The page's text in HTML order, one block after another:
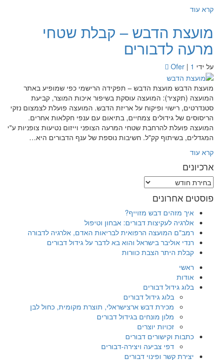
קרא עוד
מועצת הדבש – קבלת שטחי
מרעה לדבורים
על ידי Ofer | 1
מועצת הדבש מועצת הדבש – תפקידה הרישמי כפי שמופיע באתר
המועצה (תקציר): המועצה עוסקת בשיפור איכות המוצר, קביעת
סטנדרטים, רישוי ופיקוח על אריזת הדבש. המועצה פועלת לצמצום נזקי
הריסוסים של גידולים צמחיים, בתיאום עם ענפי חקלאות אחרים.
המועצה פועלת להרחבת שטחי המרעה הצופני וייזום נטיעות צופניות ע"י
המגדלים, בשיתוף קק"ל. חשיבות נוספת של ענף הדבורים היא…
קרא עוד
ארכיונים
ארכיונים
פוסטים אחרונים
איך מזהים דבש מזוייף?
אלרגיה לעקיצות דבורים: אבחון וטיפול
רמב"ם המועצה הרפואית לבריאות האדם, אלרגיה לדבורה
רנדי אוליבר בישראל והוא בא לדבר על גידול דבורים
קבלת היתר הצבת כוורות
ראשי
אודות
בלוג גידול דבורים
בלוג גידול דבורים
מכירת דבש ארצישראלי, תוצרת מקומית, כחול לבן
מלון מונחים בגידול דבורים
זכויות יוצרים
כתבות וקישורים דבורים
דפי צביעה ויצירה-דבורים
יצירת קשר ופינוי דבורים